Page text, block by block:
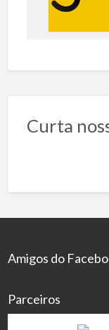
Curta
Amigos do
Parceiros